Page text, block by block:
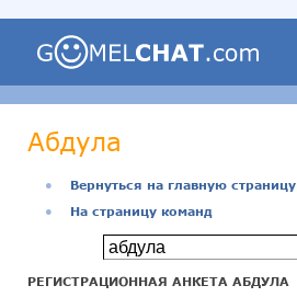
Абдула
●
Вернуться на главную страницу
●
На страницу команд
РЕГИСТРАЦИОННАЯ АНКЕТА АБДУЛА